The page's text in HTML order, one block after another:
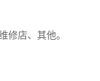
修店、其他。